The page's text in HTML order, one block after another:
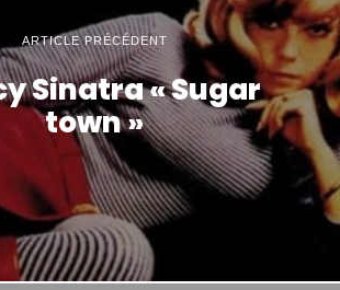
ARTICLE PRÉCÉDENT
Sinatra « Sugar
town »